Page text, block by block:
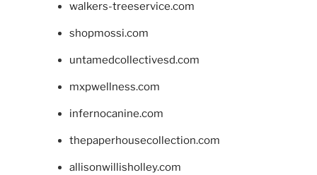
walkers-treeservice.com
shopmossi.com
untamedcollectivesd.com
mxpwellness.com
infernocanine.com
thepaperhousecollection.com
allisonwillisholley.com